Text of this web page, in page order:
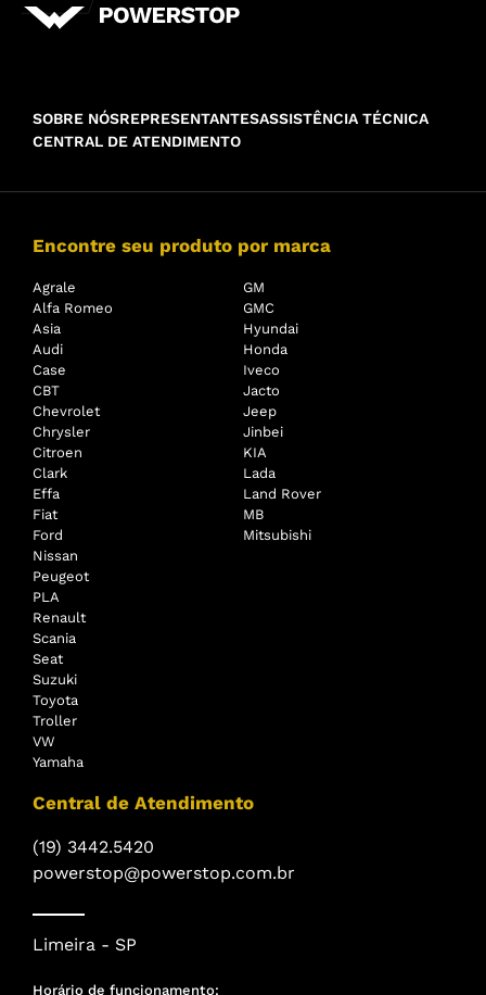
SOBRE NÓSREPRESENTANTESASSISTÊNCIA TÉCNICA
CENTRAL DE ATENDIMENTO
Encontre seu produto por marca
Agrale
Alfa Romeo
Asia
Audi
Case
CBT
Chevrolet
Chrysler
Citroen
Clark
Effa
Fiat
Ford
GM
GMC
Hyundai
Honda
Iveco
Jacto
Jeep
Jinbei
KIA
Lada
Land Rover
MB
Mitsubishi
Nissan
Peugeot
PLA
Renault
Scania
Seat
Suzuki
Toyota
Troller
VW
Yamaha
Central de Atendimento
(19) 3442.5420
powerstop@powerstop.com.br
Limeira - SP
Horário de funcionamento: